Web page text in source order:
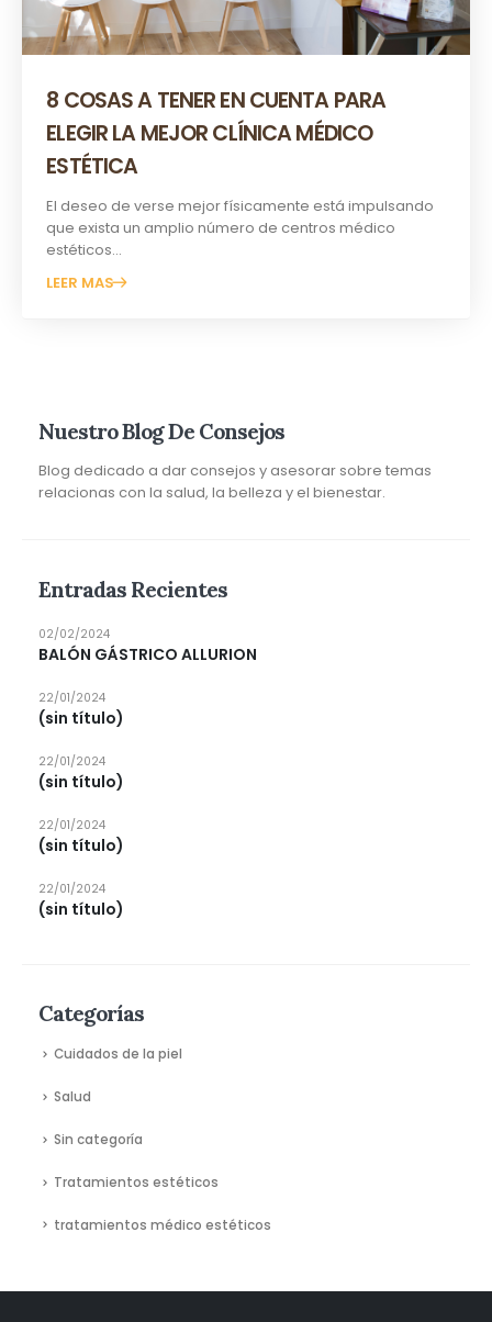
8 COSAS A TENER EN CUENTA PARA
ELEGIR LA MEJOR CLÍNICA MÉDICO
ESTÉTICA
El deseo de verse mejor físicamente está impulsando
que exista un amplio número de centros médico
estéticos...
LEER MAS
Nuestro Blog De Consejos
Blog dedicado a dar consejos y asesorar sobre temas
relacionas con la salud, la belleza y el bienestar.
Entradas Recientes
BALÓN GÁSTRICO ALLURION
02/02/2024
(sin título)
22/01/2024
(sin título)
22/01/2024
(sin título)
22/01/2024
(sin título)
22/01/2024
Categorías
Cuidados de la piel
Salud
Sin categoría
Tratamientos estéticos
tratamientos médico estéticos